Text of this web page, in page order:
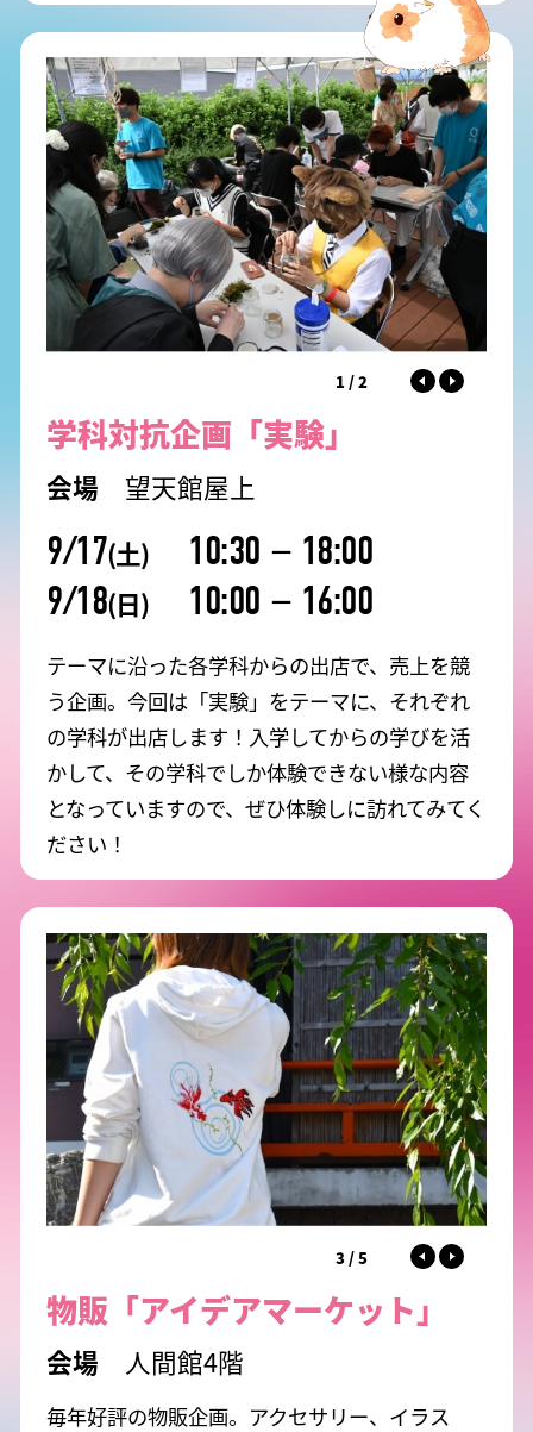
1 /2
学科対抗企画「実験」
望天館屋上
9/17(土)10:30 － 18:00
9/18(日)10:00 － 16:00
テーマに沿った各学科からの出店で、売上を競
う企画。 今回は「実験」をテーマに、それぞれ
の学科が出店します！ 入学してからの学びを活
かして、その学科でしか体験できない様な内容
となっていますので、ぜひ体験しに訪れてみてく
ださい！
3 /5
物販「アイデアマーケット」
人間館4階
毎年好評の物販企画。アクセサリー、イラス